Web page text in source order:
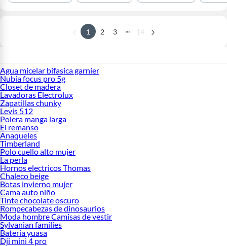
1 2 3 ... 14
Agua micelar bifasica garnier
Nubia focus pro 5g
Closet de madera
Lavadoras Electrolux
Zapatillas chunky
Levis 512
Polera manga larga
El remanso
Anaqueles
Timberland
Polo cuello alto mujer
La perla
Hornos electricos Thomas
Chaleco beige
Botas invierno mujer
Cama auto niño
Tinte chocolate oscuro
Rompecabezas de dinosaurios
Moda hombre Camisas de vestir
Sylvanian families
Bateria yuasa
Dji mini 4 pro